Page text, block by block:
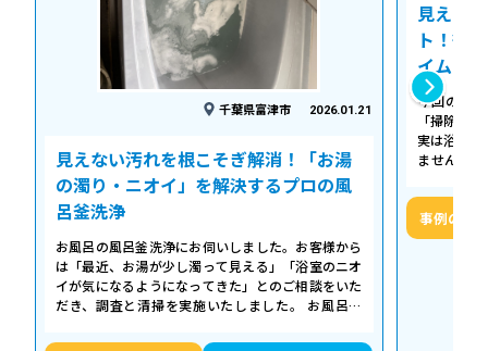
千葉県富津市 2026.01.21
見えない汚れを根こそぎ解消！「お湯
の濁り・ニオイ」を解決するプロの風
呂釜洗浄
お風呂の風呂釜洗浄にお伺いしました。お客様から
は「最近、お湯が少し濁って見える」「浴室のニオ
イが気になるようになってきた」とのご相談をいた
だき、調査と清掃を実施いたしました。 お風呂の
見えな
ト！徹
イム
今回の作
「掃除し
実は浴槽
ません。
事例の詳